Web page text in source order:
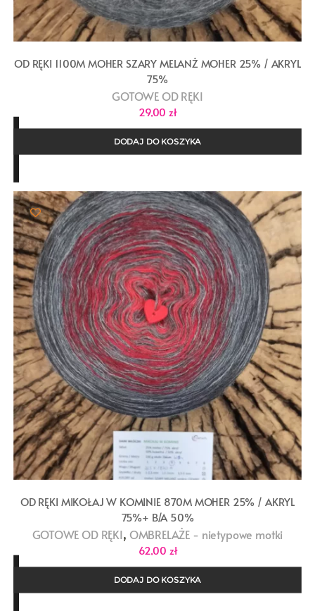
OD RĘKI 1100M MOHER SZARY MELANŻ MOHER 25% / AKRYL
75%
GOTOWE OD RĘKI
29,00 zł
DODAJ DO KOSZYKA
OD RĘKI MIKOŁAJ W KOMINIE 870M MOHER 25% / AKRYL
75%+ B/A 50%
GOTOWE OD RĘKI, OMBRELAŻE - nietypowe motki
62,00 zł
DODAJ DO KOSZYKA